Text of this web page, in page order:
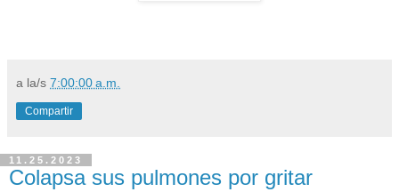
a la/s 7:00:00 a.m.
Compartir
11.25.2023
Colapsa sus pulmones por gritar